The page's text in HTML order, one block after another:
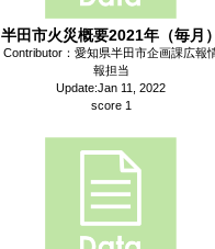
半田市火災概要2021年（毎月
Contributor：愛知県半田市企画課広報
報担当
Update:Jan 11, 2022
score 1